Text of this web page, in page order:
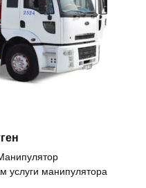
услуги манипулятора